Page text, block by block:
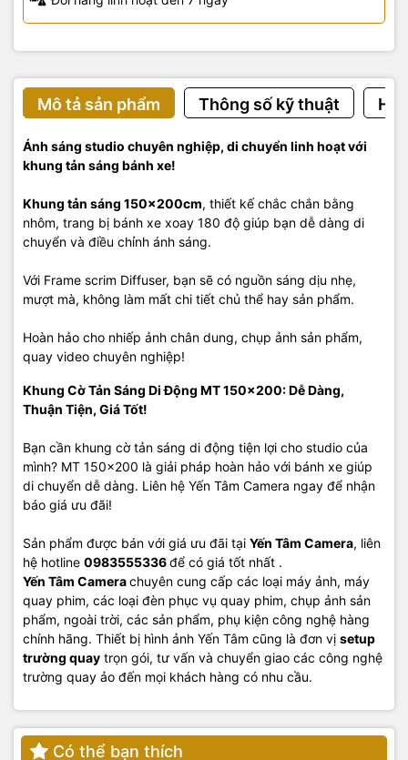
Mô tả sản phẩm Thông số kỹ thuật
Ánh sáng studio chuyên nghiệp, di chuyển linh hoạt với
khung tản sáng bánh xe!
Khung tản sáng 150x200cm, thiết kế chắc chắn bằng
nhôm, trang bị bánh xe xoay 180 độ giúp bạn dễ dàng di
chuyển và điều chỉnh ánh sáng.
Với Frame scrim Diffuser, bạn sẽ có nguồn sáng dịu nhẹ,
mượt mà, không làm mất chi tiết chủ thể hay sản phẩm.
Hoàn hảo cho nhiếp ảnh chân dung, chụp ảnh sản phẩm,
quay video chuyên nghiệp!
Khung Cờ Tản Sáng Di Động MT 150x200: Dễ Dàng,
Thuận Tiện, Giá Tốt!
Bạn cần khung cờ tản sáng di động tiện lợi cho studio của
mình? MT 150x200 là giải pháp hoàn hảo với bánh xe giúp
di chuyển dễ dàng. Liên hệ Yến Tâm Camera ngay để nhận
báo giá ưu đãi!
Sản phẩm được bán với giá ưu đãi tại Yến Tâm Camera, liên
hệ hotline 0983555336để có giá tốt nhất .
Yến Tâm Camerachuyên cung cấp các loại máy ảnh, máy
quay phim, các loại đèn phục vụ quay phim, chụp ảnh sản
phẩm, ngoài trời, các sản phẩm, phụ kiện công nghệ hàng
chính hãng. Thiết bị hình ảnh Yến Tâm cũng là đơn vị setup
trường quay trọn gói, tư vấn và chuyển giao các công nghệ
trường quay ảo đến mọi khách hàng có nhu cầu.
Có thể bạn thích